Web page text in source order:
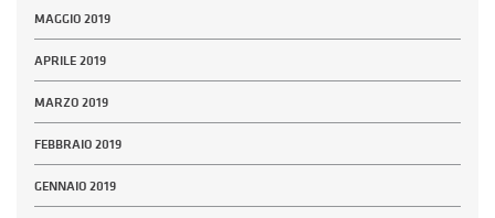
MAGGIO 2019
APRILE 2019
MARZO 2019
FEBBRAIO 2019
GENNAIO 2019